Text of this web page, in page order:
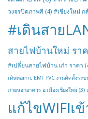
วงจรปิดภาพสี (4) #เชียงใหม่ ก
#เดินสาย
สายไฟบ้านใหม่ รา
#เปลี่ยนสายไฟบ้าน เก่า ราคา
เดินท่อimc EMT PVC งานติดตั้งระ
ภายนอกอาคาร อ.เมืองเชียงใหม่ (3)
แก้ไขWIFIเ